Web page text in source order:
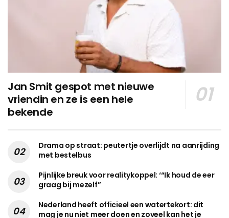
Jan Smit gespot met nieuwe
vriendin en ze is een hele
bekende
Drama op straat: peutertje overlijdt na aanrijding
met bestelbus
Pijnlijke breuk voor realitykoppel: ‘“Ik houd de eer
graag bij mezelf”
Nederland heeft officieel een watertekort: dit
mag je nu niet meer doen en zoveel kan het je